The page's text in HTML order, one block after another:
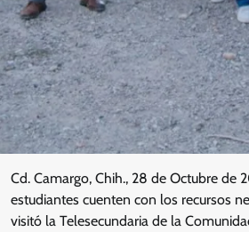
Cd. Camargo, Chih., 28 de Octubre de
estudiantes cuenten con los recursos
visitó la Telesecundaria de la